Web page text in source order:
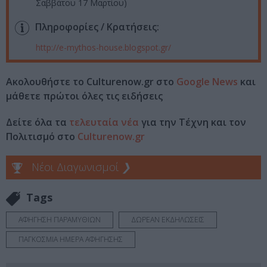
Σαββάτου 17 Μαρτίου)
Πληροφορίες / Κρατήσεις:
http://e-mythos-house.blogspot.gr/
Ακολουθήστε το Culturenow.gr στο Google News και
μάθετε πρώτοι όλες τις ειδήσεις
Δείτε όλα τα τελευταία νέα για την Τέχνη και τον
Πολιτισμό στο Culturenow.gr
Νέοι Διαγωνισμοί ❯
Tags
ΑΦΗΓΗΣΗ ΠΑΡΑΜΥΘΙΩΝ
ΔΩΡΕΑΝ ΕΚΔΗΛΩΣΕΙΣ
ΠΑΓΚΟΣΜΙΑ ΗΜΕΡΑ ΑΦΗΓΗΣΗΣ